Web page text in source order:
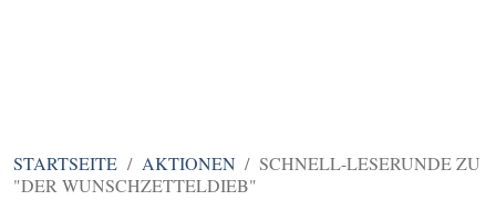
STARTSEITE AKTIONEN
SCHNELL-LESERUNDE ZU
"DER WUNSCHZETTELDIEB"